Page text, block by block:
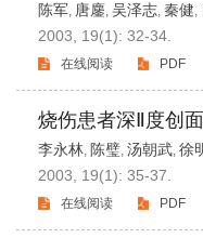
陈军, 唐鏖, 吴泽志, 秦健,
2003, 19(1): 32-34.
在线阅读 PDF
烧伤患者深Ⅱ度创
李永林, 陈璧, 汤朝武, 徐
2003, 19(1): 35-37.
在线阅读 PDF